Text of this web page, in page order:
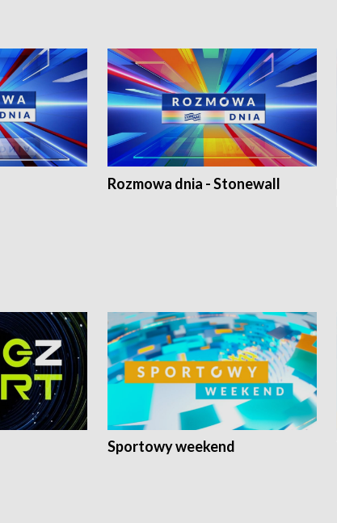
Rozmowa dnia - Stonewall
Sportowy weekend